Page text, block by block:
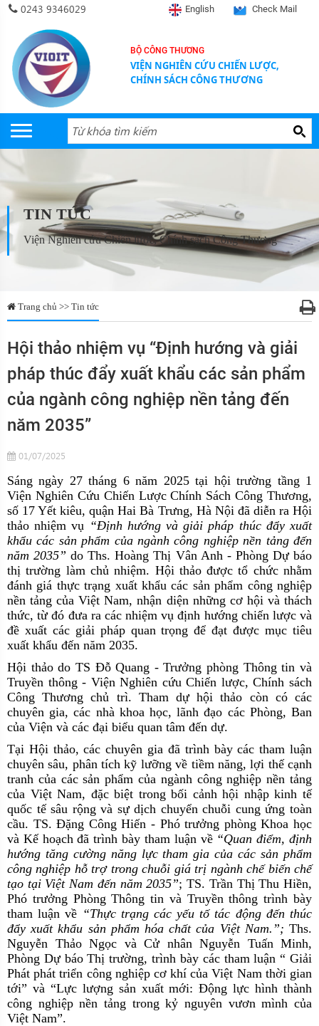
0243 9346029 English Check Mail
BỘ CÔNG THƯƠNG
VIỆN NGHIÊN CỨU CHIẾN LƯỢC,
CHÍNH SÁCH CÔNG THƯƠNG
TIN TỨC
Viện Nghiên cứu Chiến lược, Chính sách Công Thương
Trang chủ >> Tin tức
Hội thảo nhiệm vụ “Định hướng và giải
pháp thúc đẩy xuất khẩu các sản phẩm
của ngành công nghiệp nền tảng đến
năm 2035”
01/07/2025
Sáng ngày 27 tháng 6 năm 2025 tại hội trường tầng 1
Viện Nghiên Cứu Chiến Lược Chính Sách Công Thương,
số 17 Yết kiêu, quận Hai Bà Trưng, Hà Nội đã diễn ra Hội
thảo nhiệm vụ “Định hướng và giải pháp thúc đẩy xuất
khẩu các sản phẩm của ngành công nghiệp nền tảng đến
năm 2035” do Ths. Hoàng Thị Vân Anh - Phòng Dự báo
thị trường làm chủ nhiệm. Hội thảo được tổ chức nhằm
đánh giá thực trạng xuất khẩu các sản phẩm công nghiệp
nền tảng của Việt Nam, nhận diện những cơ hội và thách
thức, từ đó đưa ra các nhiệm vụ định hướng chiến lược và
đề xuất các giải pháp quan trọng để đạt được mục tiêu
xuất khẩu đến năm 2035.
Hội thảodo TS Đỗ Quang -Trưởng phòng Thông tin và
Truyền thông - Viện Nghiên cứu Chiến lược, Chính sách
Công Thương chủ trì. Tham dự hội thảo còn có các
chuyên gia, các nhà khoa học, lãnh đạo các Phòng, Ban
của Viện và các đại biểu quan tâm đến dự.
Tại Hội thảo, các chuyên gia đã trình bày các tham luận
chuyên sâu, phân tích kỹ lưỡng về tiềm năng, lợi thế cạnh
tranh của các sản phẩm của ngành công nghiệp nền tảng
của Việt Nam, đặc biệt trong bối cảnh hội nhập kinh tế
quốc tế sâu rộng và sự dịch chuyển chuỗi cung ứng toàn
cầu. TS. Đặng Công Hiến - Phó trưởng phòng Khoa học
và Kế hoạch đãtrình bày tham luận về “Quan điểm, định
hướng tăng cường năng lực tham gia của các sản phẩm
công nghiệp hỗ trợ trong chuỗi giá trị ngành chế biến chế
tạo tại Việt Nam đến năm 2035”;TS. Trần Thị Thu Hiền,
Phó trưởng Phòng Thông tin và Truyền thông trình bày
tham luận về “Thực trạngcác yếu tố tác động đến thúc
đẩy xuất khẩu sản phẩm hóa chất của Việt Nam.”;Ths.
Nguyễn Thảo Ngọc và Cử nhân Nguyễn Tuấn Minh,
Phòng Dự báo Thị trường, trình bày các tham luận “ Giải
Phát phát triển công nghiệp cơ khí của Việt Nam thời gian
tới” và “Lực lượng sản xuất mới: Động lực hình thành
công nghiệp nền tảng trong kỷ nguyên vươn mình của
Việt Nam”.